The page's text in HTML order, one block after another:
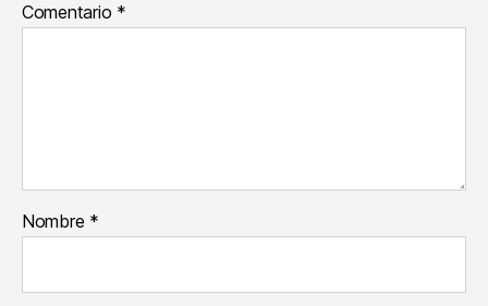
Comentario *
Nombre *